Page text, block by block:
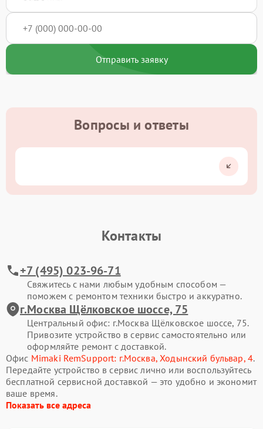
Отправить заявку
Вопросы и ответы
Контакты
+7 (495) 023-96-71
Свяжитесь с нами любым удобным способом —
поможем с ремонтом техники быстро и аккуратно.
г.Москва Щёлковское шоссе, 75
Центральный офис: г.Москва Щёлковское шоссе, 75.
Привозите устройство в сервис самостоятельно или
оформляйте ремонт с доставкой.
Офис Mimaki RemSupport: г.Москва, Ходынский бульвар, 4.
Передайте устройство в сервис лично или воспользуйтесь
бесплатной сервисной доставкой — это удобно и экономит
ваше время.
Показать все адреса